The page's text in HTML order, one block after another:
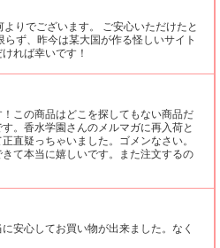
りでございます。 ご安心いただけたと
ず、昨今は某大国が作る怪しいサイト
れば幸いです！
この商品はどこを探してもない商品だ
。香水学園さんのメルマガに再入荷と
直疑っちゃいました。ゴメンなさい。
て本当に嬉しいです。また注文するの
安心してお買い物が出来ました。なく